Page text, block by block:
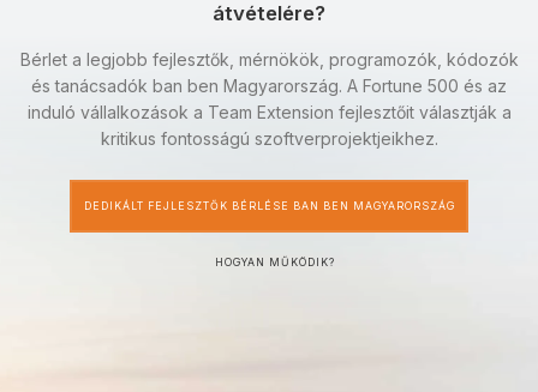
átvételére?
Bérlet a legjobb fejlesztők, mérnökök, programozók, kódozók
és tanácsadók ban ben Magyarország. A Fortune 500 és az
induló vállalkozások a Team Extension fejlesztőit választják a
kritikus fontosságú szoftverprojektjeikhez.
DEDIKÁLT FEJLESZTŐK BÉRLÉSE BAN BEN MAGYARORSZÁG
HOGYAN MŰKÖDIK?